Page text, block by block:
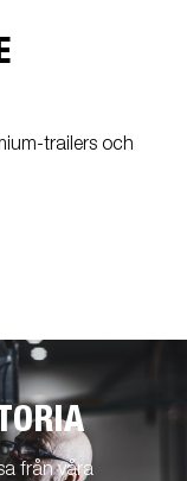
trailers och
från våra